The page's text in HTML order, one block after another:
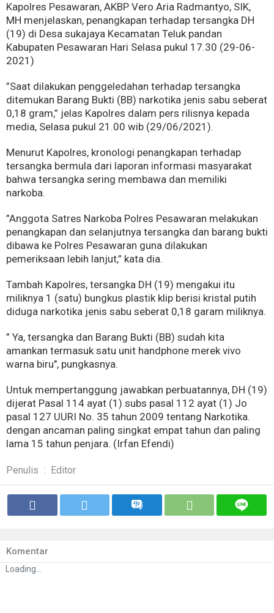
Kapolres Pesawaran, AKBP Vero Aria Radmantyo, SIK,
MH menjelaskan, penangkapan terhadap tersangka DH
(19) di Desa sukajaya Kecamatan Teluk pandan
Kabupaten Pesawaran Hari Selasa pukul 17.30 (29-06-
2021)
”Saat dilakukan penggeledahan terhadap tersangka
ditemukan Barang Bukti (BB) narkotika jenis sabu seberat
0,18 gram,” jelas Kapolres dalam pers rilisnya kepada
media, Selasa pukul 21.00 wib (29/06/2021).
Menurut Kapolres, kronologi penangkapan terhadap
tersangka bermula dari laporan informasi masyarakat
bahwa tersangka sering membawa dan memiliki
narkoba.
”Anggota Satres Narkoba Polres Pesawaran melakukan
penangkapan dan selanjutnya tersangka dan barang bukti
dibawa ke Polres Pesawaran guna dilakukan
pemeriksaan lebih lanjut,” kata dia.
Tambah Kapolres, tersangka DH (19) mengakui itu
miliknya 1 (satu) bungkus plastik klip berisi kristal putih
diduga narkotika jenis sabu seberat 0,18 garam miliknya.
” Ya, tersangka dan Barang Bukti (BB) sudah kita
amankan termasuk satu unit handphone merek vivo
warna biru", pungkasnya.
Untuk mempertanggung jawabkan perbuatannya, DH (19)
dijerat Pasal 114 ayat (1) subs pasal 112 ayat (1) Jo
pasal 127 UURI No. 35 tahun 2009 tentang Narkotika.
dengan ancaman paling singkat empat tahun dan paling
lama 15 tahun penjara. (Irfan Efendi)
Penulis : Editor
Komentar
Loading...